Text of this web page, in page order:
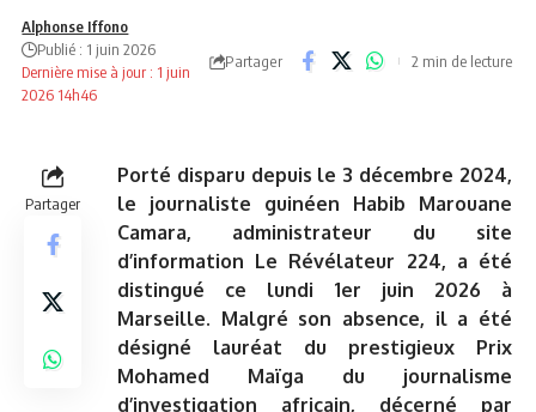
Dernière mise à jour : 1 juin
2026 14h46
Alphonse Iffono
Publié : 1 juin 2026
Partager 2 min de lecture
Partager
Porté disparu depuis le 3 décembre 2024,
le journaliste guinéen Habib Marouane
Camara, administrateur du site
d’information Le Révélateur 224, a été
distingué ce lundi 1er juin 2026 à
Marseille. Malgré son absence, il a été
désigné lauréat du prestigieux Prix
Mohamed Maïga du journalisme
d’investigation africain, décerné par